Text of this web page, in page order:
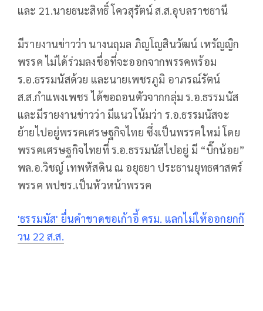
และ 21.นายธนะสิทธิ์ โควสุรัตน์ ส.ส.อุบลราชธานี
มีรายงานข่าวว่า นางนฤมล ภิญโญสินวัฒน์ เหรัญญิก
พรรค ไม่ได้ร่วมลงชื่อที่จะออกจากพรรคพร้อม
ร.อ.ธรรมนัสด้วย และนายเพชรภูมิ อาภรณ์รัตน์
ส.ส.กำแพงเพชร ได้ขอถอนตัวจากกลุ่ม ร.อ.ธรรมนัส
และมีรายงานข่าวว่า มีแนวโน้มว่า ร.อ.ธรรมนัสจะ
ย้ายไปอยู่พรรคเศรษฐกิจไทย ซึ่งเป็นพรรคใหม่ โดย
พรรคเศรษฐกิจไทยที่ ร.อ.ธรรมนัสไปอยู่ มี “บิ๊กน้อย”
พล.อ.วิชญ์ เทพหัสดิน ณ อยุธยา ประธานยุทธศาสตร์
พรรค พปชร.เป็นหัวหน้าพรรค
'ธรรมนัส' ยื่นคำขาดขอเก้าอี้ ครม. แลกไม่ให้ออกยกก๊
วน 22 ส.ส.